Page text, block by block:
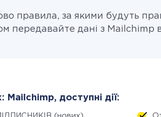
правила, за якими будуть
передавайте дані з Mailchimp
доступні дії: